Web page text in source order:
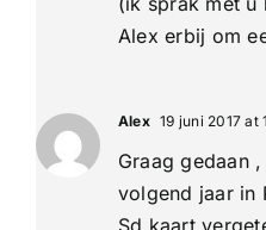
Alex erbij om
Alex 19 juni 2017 at
Graag gedaan
volgend jaar in
Sd kaart